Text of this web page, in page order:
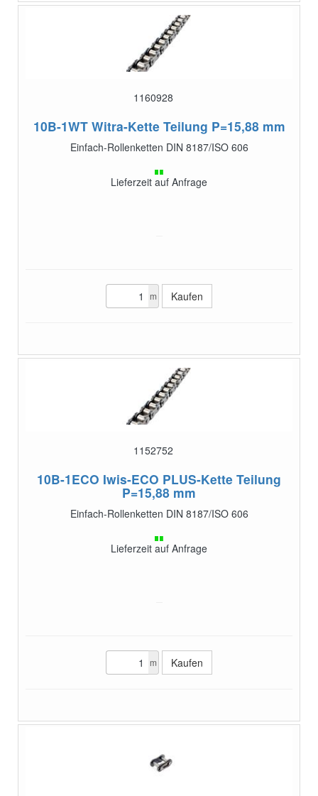
1160928
10B-1WT Witra-Kette Teilung P=15,88 mm
Einfach-Rollenketten DIN 8187/ISO 606
Lieferzeit auf Anfrage
m
1152752
10B-1ECO Iwis-ECO PLUS-Kette Teilung
P=15,88 mm
Einfach-Rollenketten DIN 8187/ISO 606
Lieferzeit auf Anfrage
m